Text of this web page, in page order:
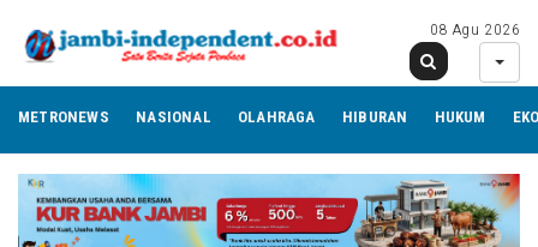
08 Agu 2026
METRONEWS NASIONAL OLAHRAGA HIBURAN HUKUM